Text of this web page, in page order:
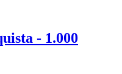
- 1.000